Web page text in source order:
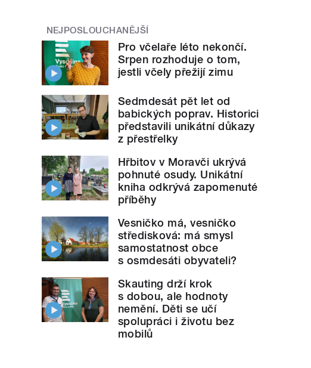
NEJPOSLOUCHANĚJŠÍ
Pro včelaře léto nekončí.
Srpen rozhoduje o tom,
jestli včely přežijí zimu
Sedmdesát pět let od
babických poprav. Historici
představili unikátní důkazy
z přestřelky
Hřbitov v Moravči ukrývá
pohnuté osudy. Unikátní
kniha odkrývá zapomenuté
příběhy
Vesničko má, vesničko
středisková: má smysl
samostatnost obce
s osmdesáti obyvateli?
Skauting drží krok
s dobou, ale hodnoty
nemění. Děti se učí
spolupráci i životu bez
mobilů